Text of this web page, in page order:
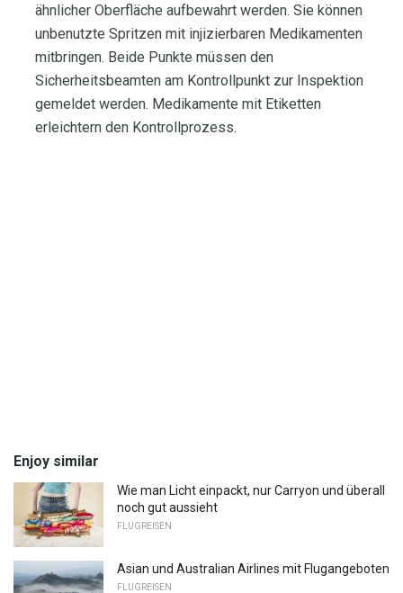
ähnlicher Oberfläche aufbewahrt werden. Sie können
unbenutzte Spritzen mit injizierbaren Medikamenten
mitbringen. Beide Punkte müssen den
Sicherheitsbeamten am Kontrollpunkt zur Inspektion
gemeldet werden. Medikamente mit Etiketten
erleichtern den Kontrollprozess.
Enjoy similar
Wie man Licht einpackt, nur Carryon und überall
noch gut aussieht
FLUGREISEN
Asian und Australian Airlines mit Flugangeboten
FLUGREISEN